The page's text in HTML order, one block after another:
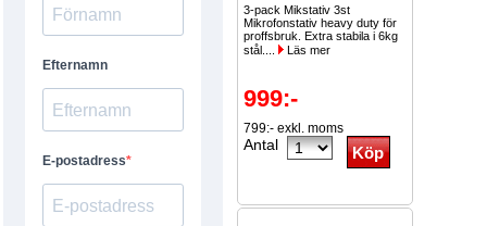
3-pack Mikstativ 3st
Mikrofonstativ heavy duty för
proffsbruk. Extra stabila i 6kg
stål....
Läs mer
999:-
799:- exkl. moms
Antal